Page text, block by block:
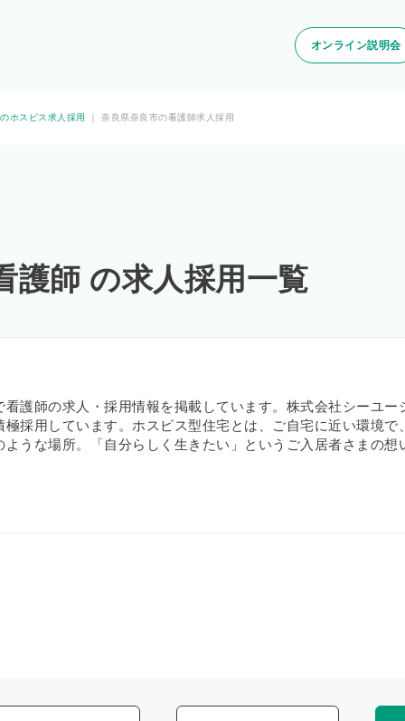
オンライン説明会
ホスピス求人採用 奈良県奈良市の看護師求人採用
護師 の求人採用一覧
護師の求人・採用情報を掲載しています。株式会社シーユー
採用しています。ホスピス型住宅とは、ご自宅に近い環境で
うな場所。「自分らしく生きたい」というご入居者さまの想